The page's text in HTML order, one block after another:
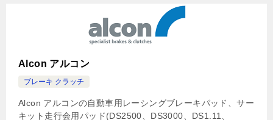
Alcon アルコン
ブレーキ クラッチ
Alcon アルコンの自動車用レーシングブレーキパッド、サー
キット走行会用パッド(DS2500、DS3000、DS1.11、